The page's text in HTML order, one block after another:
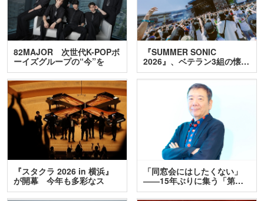
82MAJOR 次世代K-POPボ
ーイズグループの“今”を
訊…
『SUMMER SONIC
2026』、ベテラン3組の懐…
『スタクラ 2026 in 横浜』
が開幕 今年も多彩なス
テ…
「同窓会にはしたくない」
――15年ぶりに集う「第…